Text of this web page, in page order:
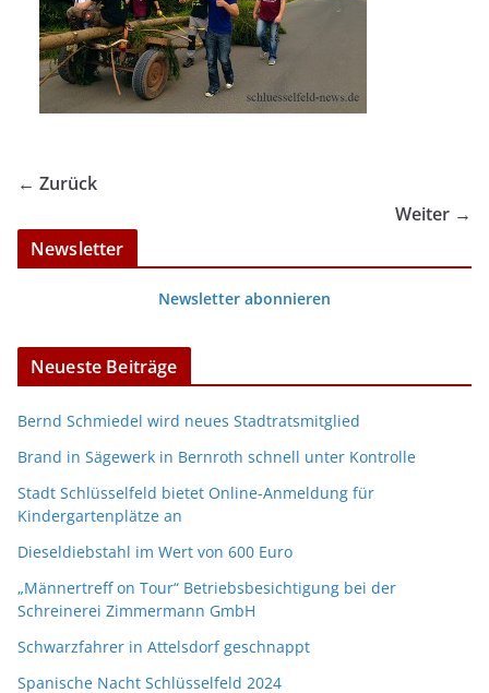
← Zurück
Weiter →
Newsletter
Newsletter abonnieren
Neueste Beiträge
Bernd Schmiedel wird neues Stadtratsmitglied
Brand in Sägewerk in Bernroth schnell unter Kontrolle
Stadt Schlüsselfeld bietet Online-Anmeldung für
Kindergartenplätze an
Dieseldiebstahl im Wert von 600 Euro
„Männertreff on Tour“ Betriebsbesichtigung bei der
Schreinerei Zimmermann GmbH
Schwarzfahrer in Attelsdorf geschnappt
Spanische Nacht Schlüsselfeld 2024